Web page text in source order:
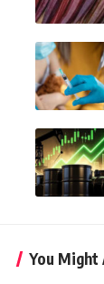
You Might